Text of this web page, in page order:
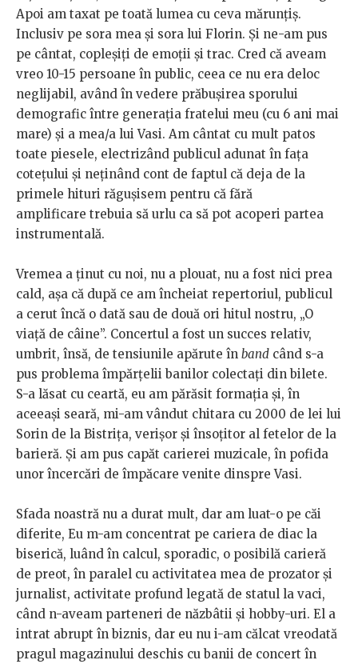
Apoi am taxat pe toată lumea cu ceva mărunțiș.
Inclusiv pe sora mea și sora lui Florin. Și ne-am pus
pe cântat, copleșiți de emoții și trac. Cred că aveam
vreo 10-15 persoane în public, ceea ce nu era deloc
neglijabil, având în vedere prăbușirea sporului
demografic între generația fratelui meu (cu 6 ani mai
mare) și a mea/a lui Vasi. Am cântat cu mult patos
toate piesele, electrizând publicul adunat în fața
cotețului și neținând cont de faptul că deja de la
primele hituri răgușisem pentru că fără
amplificare trebuia să urlu ca să pot acoperi partea
instrumentală.
Vremea a ținut cu noi, nu a plouat, nu a fost nici prea
cald, așa că după ce am încheiat repertoriul, publicul
a cerut încă o dată sau de două ori hitul nostru, „O
viață de câine”. Concertul a fost un succes relativ,
umbrit, însă, de tensiunile apărute în band când s-a
pus problema împărțelii banilor colectați din bilete.
S-a lăsat cu ceartă, eu am părăsit formația și, în
aceeași seară, mi-am vândut chitara cu 2000 de lei lui
Sorin de la Bistrița, verișor și însoțitor al fetelor de la
barieră. Și am pus capăt carierei muzicale, în pofida
unor încercări de împăcare venite dinspre Vasi.
Sfada noastră nu a durat mult, dar am luat-o pe căi
diferite, Eu m-am concentrat pe cariera de diac la
biserică, luând în calcul, sporadic, o posibilă carieră
de preot, în paralel cu activitatea mea de prozator și
jurnalist, activitate profund legată de statul la vaci,
când n-aveam parteneri de năzbâtii și hobby-uri. El a
intrat abrupt în biznis, dar eu nu i-am călcat vreodată
pragul magazinului deschis cu banii de concert în